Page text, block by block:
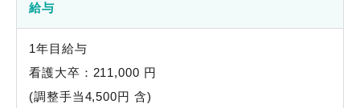
給与
1年目給与
看護大卒：211,000 円
(調整手当4,500円 含)